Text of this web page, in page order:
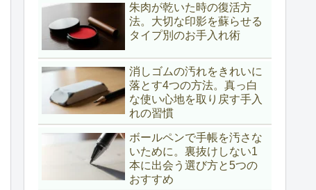
朱肉が乾いた時の復活方
法。大切な印影を蘇らせる
タイプ別のお手入れ術
消しゴムの汚れをきれいに
落とす4つの方法。真っ白
な使い心地を取り戻す手入
れの習慣
ボールペンで手帳を汚さな
いために。裏抜けしない1
本に出会う選び方と5つの
おすすめ